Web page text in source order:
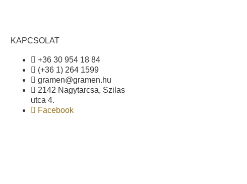
KAPCSOLAT
+36 30 954 18 84
(+36 1) 264 1599
gramen@gramen.hu
2142 Nagytarcsa, Szilas
utca 4.
Facebook